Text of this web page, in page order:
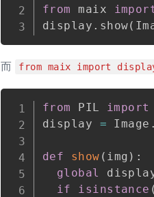
from maix
display . show(
而 from maix import
from PIL import
display = Image .
def show ( img ) :
global
if
isinstance (